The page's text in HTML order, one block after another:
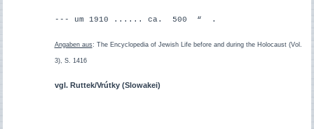
--- um 1910 ...... ca. 500 “ .
Angaben aus: The Encyclopedia of Jewish Life before and during the Holocaust (Vol.
3), S. 1416
vgl. Ruttek/Vrútky (Slowakei)